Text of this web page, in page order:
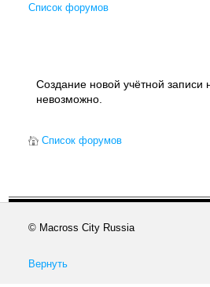
Список форумов
Создание новой учётной
невозможно.
Список форумов
© Macross City Russia
Вернуть